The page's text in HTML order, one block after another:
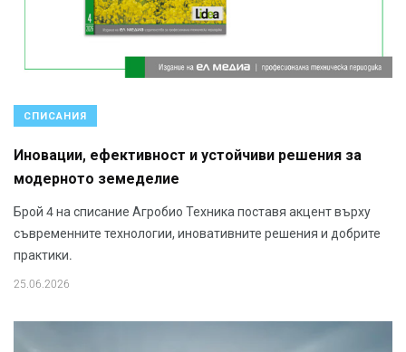
СПИСАНИЯ
Иновации, ефективност и устойчиви решения за
модерното земеделие
Брой 4 на списание Агробио Техника поставя акцент върху
съвременните технологии, иновативните решения и добрите
практики.
25.06.2026